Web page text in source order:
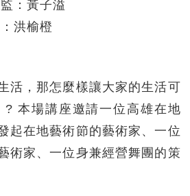
：黃子溢
洪榆橙
活，那怎麼樣讓大家的生活可
? 本場講座邀請一位高雄在地
起在地藝術節的藝術家、一位
術家、一位身兼經營舞團的策